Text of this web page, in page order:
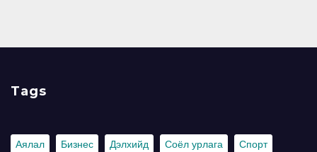
Tags
Аялал Бизнес Дэлхийд Соёл урлага Спорт